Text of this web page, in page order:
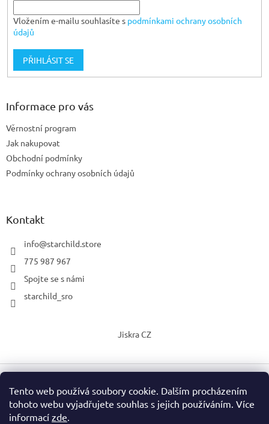
Tento web používá soubory cookie. Dalším procházením
tohoto webu vyjadřujete souhlas s jejich používáním. Více
informací zde.
Vložením e-mailu souhlasíte s podmínkami ochrany osobních
údajů
PŘIHLÁSIT SE
Informace pro vás
Věrnostní program
Jak nakupovat
Obchodní podmínky
Podmínky ochrany osobních údajů
Kontakt
info@starchild.store
775 987 967
Spojte se s námi
starchild_sro
Jiskra CZ
Vytvořil Shoptet